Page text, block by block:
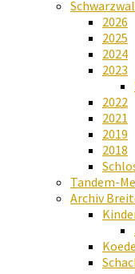
2026
2025
2024
2023
2022
2021
2019
2018
Tandem-
Archiv